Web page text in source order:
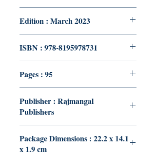
Edition : March 2023
ISBN : 978-8195978731
Pages : 95
Publisher : Rajmangal
Publishers
Package Dimensions : 22.2 x 14.1
x 1.9 cm